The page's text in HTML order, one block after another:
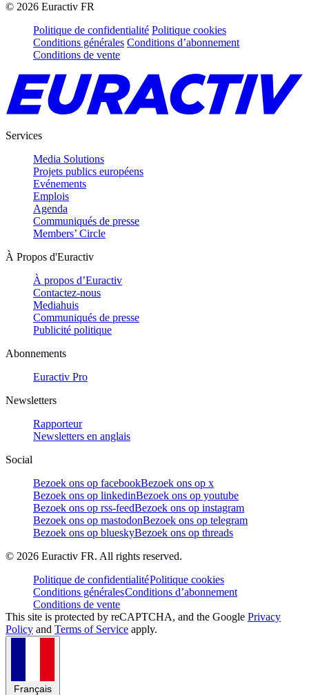
© 2026 Euractiv FR
Politique de confidentialité Politique cookies
Conditions générales Conditions d’abonnement
Conditions de vente
Services
Media Solutions
Projets publics européens
Evénements
Emplois
Agenda
Communiqués de presse
Members’ Circle
À Propos d'Euractiv
À propos d’Euractiv
Contactez-nous
Mediahuis
Communiqués de presse
Publicité politique
Abonnements
Euractiv Pro
Newsletters
Rapporteur
Newsletters en anglais
Social
Bezoek ons op facebookBezoek ons op x
Bezoek ons op linkedinBezoek ons op youtube
Bezoek ons op rss-feedBezoek ons op instagram
Bezoek ons op mastodonBezoek ons op telegram
Bezoek ons op blueskyBezoek ons op threads
© 2026 Euractiv FR. All rights reserved.
Politique de confidentialitéPolitique cookies
Conditions généralesConditions d’abonnement
Conditions de vente
This site is protected by reCAPTCHA, and the Google Privacy
Policy and Terms of Service apply.
Français